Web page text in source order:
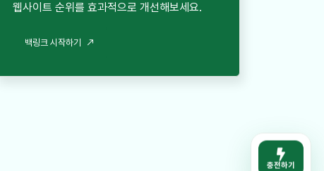
웹사이트 순위를 효과적으로 개선해보세요.
백링크 시작하기
충전하기